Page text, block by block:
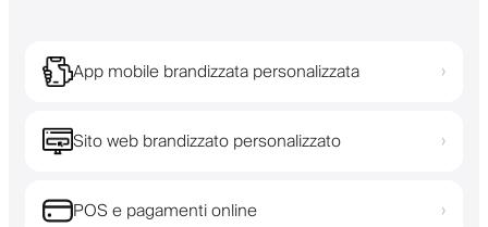
App mobile brandizzata personalizzata ›
Sito web brandizzato personalizzato ›
POS e pagamenti online ›